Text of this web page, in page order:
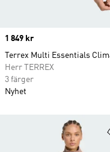
Price
1 849 kr
Terrex Multi Essentials
Herr TERREX
3 färger
Nyhet